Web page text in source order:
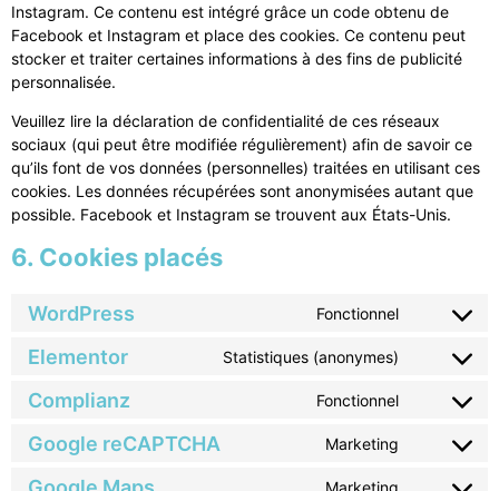
Instagram. Ce contenu est intégré grâce un code obtenu de
Facebook et Instagram et place des cookies. Ce contenu peut
stocker et traiter certaines informations à des fins de publicité
personnalisée.
Veuillez lire la déclaration de confidentialité de ces réseaux
sociaux (qui peut être modifiée régulièrement) afin de savoir ce
qu’ils font de vos données (personnelles) traitées en utilisant ces
cookies. Les données récupérées sont anonymisées autant que
possible. Facebook et Instagram se trouvent aux États-Unis.
6. Cookies placés
WordPress Fonctionnel
Elementor Statistiques (anonymes)
Complianz Fonctionnel
Google reCAPTCHA Marketing
Marketing